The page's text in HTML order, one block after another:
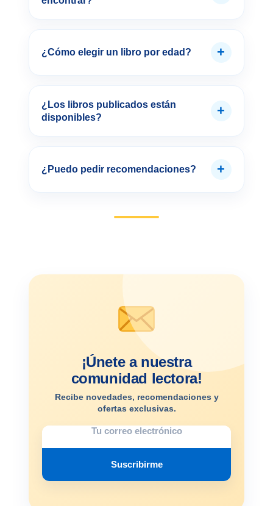
¿Cómo elegir un libro por edad? +
¿Los libros publicados están
disponibles?
+
¿Puedo pedir recomendaciones? +
¡Únete a nuestra
comunidad lectora!
Recibe novedades, recomendaciones y
ofertas exclusivas.
Suscribirme